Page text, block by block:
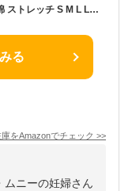
[Munny] [ムニー]マタニティ レギンス 妊婦 綿 ストレッチ S M L LL 5色 タイツ パンツ 春 夏 (ライトグレー, 3L～4L)
る
をAmazonでチェック >>
ムニーの妊婦さん